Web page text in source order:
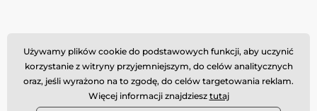
Momanio s.r.o., Okružní 361/14, 74718, Píšť, Czechy,
VAT: CZ09604707, info@momanio.pl
Używamy plików cookie do podstawowych funkcji, aby uczynić
korzystanie z witryny przyjemniejszym, do celów analitycznych
oraz, jeśli wyrażono na to zgodę, do celów targetowania reklam.
Więcej informacji znajdziesz tutaj